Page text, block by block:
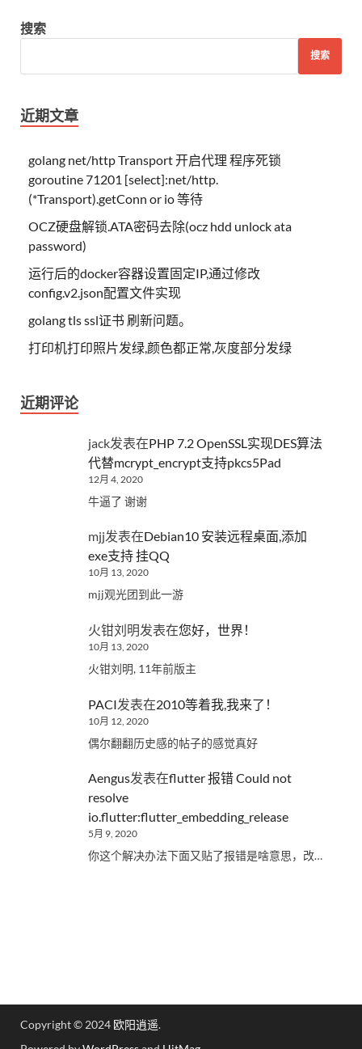
搜索
搜索
近期文章
golang net/http Transport 开启代理 程序死锁
goroutine 71201 [select]:net/http.
(*Transport).getConn or io 等待
OCZ硬盘解锁.ATA密码去除(ocz hdd unlock ata
password)
运行后的docker容器设置固定IP,通过修改
config.v2.json配置文件实现
golang tls ssl证书 刷新问题。
打印机打印照片发绿,颜色都正常,灰度部分发绿
近期评论
jack发表在PHP 7.2 OpenSSL实现DES算法
代替mcrypt_encrypt支持pkcs5Pad
12月 4, 2020
牛逼了 谢谢
mjj发表在Debian10 安装远程桌面,添加
exe支持 挂QQ
10月 13, 2020
mjj观光团到此一游
火钳刘明发表在您好，世界！
10月 13, 2020
火钳刘明, 11年前版主
PACI发表在2010等着我,我来了！
10月 12, 2020
偶尔翻翻历史感的帖子的感觉真好
Aengus发表在flutter 报错 Could not
resolve
io.flutter:flutter_embedding_release
5月 9, 2020
你这个解决办法下面又贴了报错是啥意思，改…
Copyright © 2024 欧阳逍遥.